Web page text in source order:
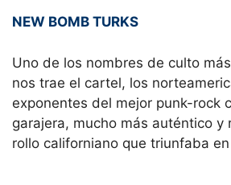
NEW BOMB TURKS
Uno de los nombres de culto
nos trae el cartel, los
exponentes del mejor punk-rock
garajera, mucho más auténtico y
rollo californiano que triunfaba